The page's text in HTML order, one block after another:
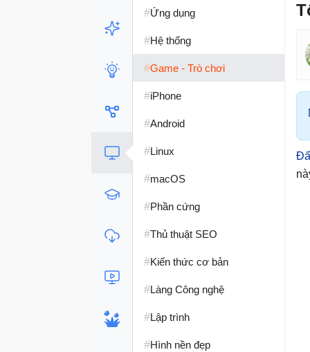
#Ứng dụng
#Hệ thống
#Game - Trò chơi
#iPhone
#Android
#Linux
#macOS
#Phần cứng
#Thủ thuật SEO
#Kiến thức cơ bản
#Làng Công nghệ
#Lập trình
#Hình nền đẹp